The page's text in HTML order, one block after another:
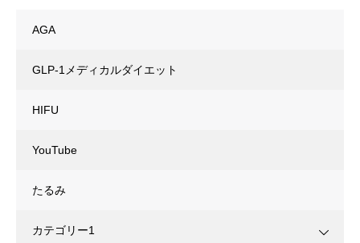
AGA
GLP-1メディカルダイエット
HIFU
YouTube
たるみ
カテゴリー1